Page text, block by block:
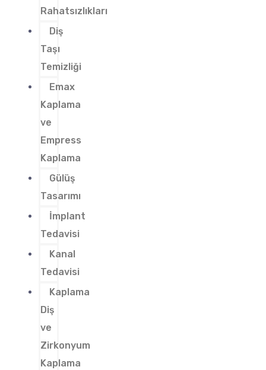
Rahatsızlıkları
Diş
Taşı
Temizliği
Emax
Kaplama
ve
Empress
Kaplama
Gülüş
Tasarımı
İmplant
Tedavisi
Kanal
Tedavisi
Kaplama
Diş
ve
Zirkonyum
Kaplama